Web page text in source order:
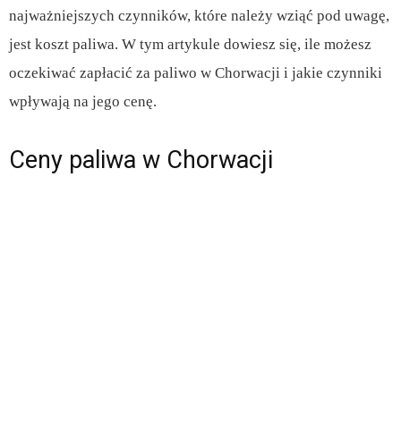
najważniejszych czynników, które należy wziąć pod uwagę,
jest koszt paliwa. W tym artykule dowiesz się, ile możesz
oczekiwać zapłacić za paliwo w Chorwacji i jakie czynniki
wpływają na jego cenę.
Ceny paliwa w Chorwacji